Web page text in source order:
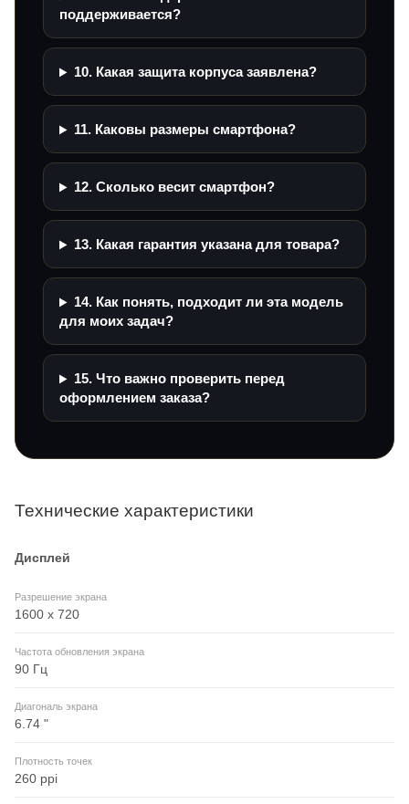
поддерживается?
10. Какая защита корпуса заявлена?
11. Каковы размеры смартфона?
12. Сколько весит смартфон?
13. Какая гарантия указана для товара?
14. Как понять, подходит ли эта модель
для моих задач?
15. Что важно проверить перед
оформлением заказа?
Технические характеристики
Дисплей
Разрешение экрана
1600 x 720
Частота обновления экрана
90 Гц
Диагональ экрана
6.74 "
Плотность точек
260 ppi